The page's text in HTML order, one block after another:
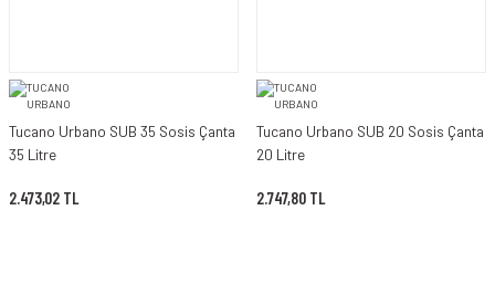
Tucano Urbano SUB 35 Sosis Çanta
35 Litre
2.473,02 TL
Tucano Urbano SUB 20 Sosis Çanta
20 Litre
2.747,80 TL